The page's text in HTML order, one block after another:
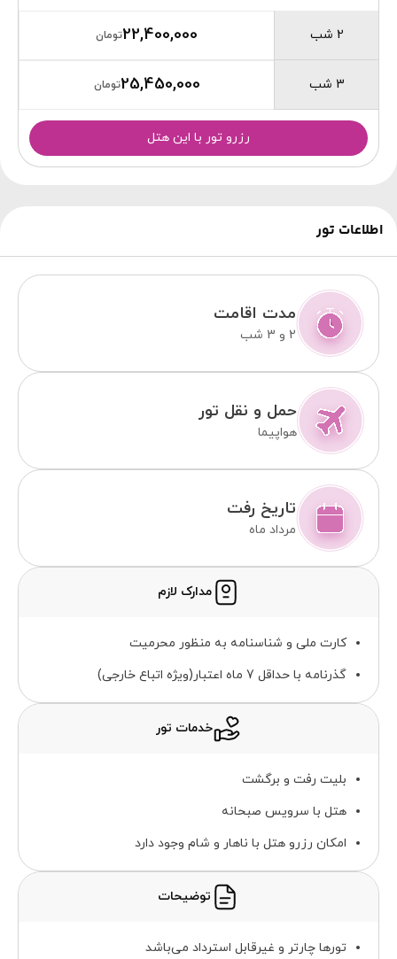
2 شب
3 شب
22,400,000تومان
25,450,000تومان
رزرو تور با این هتل
اطلاعات تور
مدت اقامت
2 و 3 شب
حمل و نقل تور
هواپیما
تاریخ رفت
مرداد ماه
مدارک لازم
کارت ملی و شناسنامه به منظور محرمیت
گذرنامه با حداقل 7 ماه اعتبار(ویژه اتباع خارجی)
خدمات تور
بلیت رفت و برگشت
هتل با سرویس صبحانه
امکان رزرو هتل با ناهار و شام وجود دارد
توضیحات
تورها چارتر و غیرقابل استرداد می‌باشد